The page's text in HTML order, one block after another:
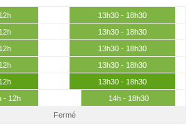
13h30 - 18h30
13h30 - 18h30
13h30 - 18h30
13h30 - 18h30
13h30 - 18h30
- 12h
14h - 18h30
Fermé